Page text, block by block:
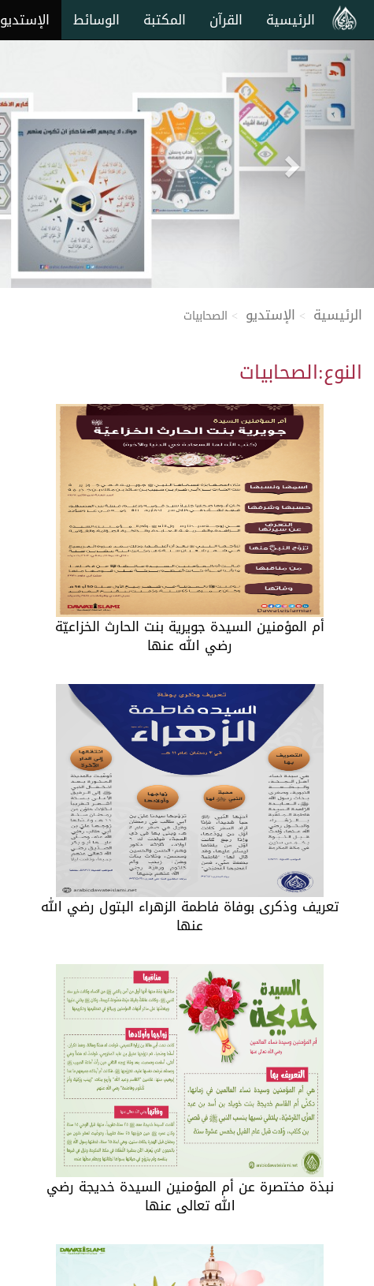
الإستديو الوسائط المكتبة القرآن الرئيسية
Next
الرئيسية الإستديو الصحابيات
النوع:الصحابيات
أم المؤمنين السيدة جويرية بنت الحارث الخزاعيّة
رضي الله عنها
تعريف وذكرى بوفاة فاطمة الزهراء البتول رضي الله
عنها
نبذة مختصرة عن أم المؤمنين السيدة خديجة رضي
الله تعالى عنها